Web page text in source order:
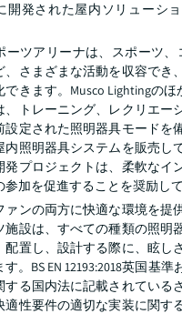
開発された屋内ソリューシ
ーツアリーナは、スポーツ、
、さまざまな活動を収容でき
できます。Musco Lightingのほ
、トレーニング、レクリエー
設定された照明器具モードを
内照明器具システムを販売し
発プロジェクトは、柔軟なイ
参加を促進することを奨励して
ァンの両方に快適な環境を提
施設は、すべての種類の照明
配置し、設計する際に、眩し
す。BS EN 12193:2018英国基
する国内法に記載されている
適性要件の適切な実装に関す